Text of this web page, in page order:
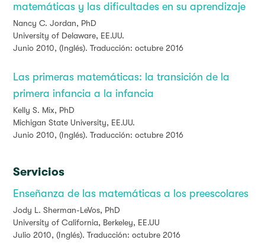
matemáticas y las dificultades en su aprendizaje
Nancy C. Jordan, PhD
University of Delaware, EE.UU.
Junio 2010, (Inglés). Traducción: octubre 2016
Las primeras matemáticas: la transición de la
primera infancia a la infancia
Kelly S. Mix, PhD
Michigan State University, EE.UU.
Junio 2010, (Inglés). Traducción: octubre 2016
Servicios
Enseñanza de las matemáticas a los preescolares
Jody L. Sherman-LeVos, PhD
University of California, Berkeley, EE.UU
Julio 2010, (Inglés). Traducción: octubre 2016